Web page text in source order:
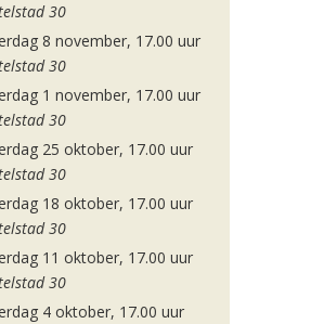
30
8 november, 17.00 uur
30
1 november, 17.00 uur
30
25 oktober, 17.00 uur
30
18 oktober, 17.00 uur
30
11 oktober, 17.00 uur
30
4 oktober, 17.00 uur